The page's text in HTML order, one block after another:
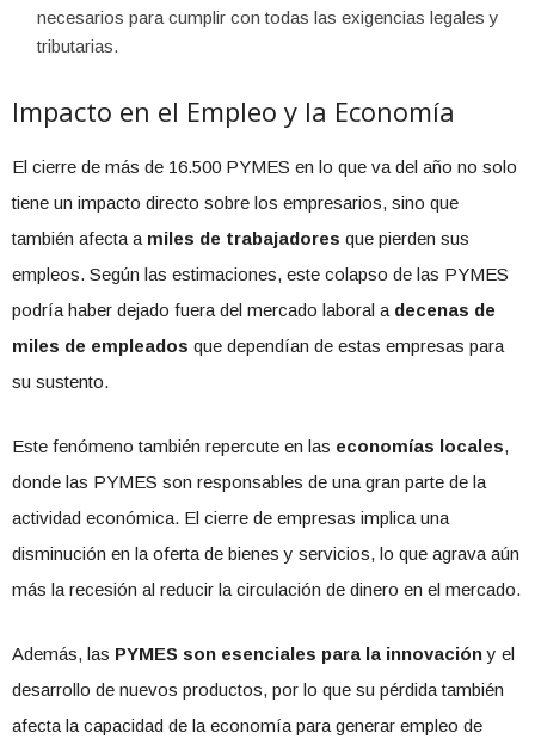
necesarios para cumplir con todas las exigencias legales y
tributarias.
Impacto en el Empleo y la Economía
El cierre de más de 16.500 PYMES en lo que va del año no solo
tiene un impacto directo sobre los empresarios, sino que
también afecta a miles de trabajadores que pierden sus
empleos. Según las estimaciones, este colapso de las PYMES
podría haber dejado fuera del mercado laboral a decenas de
miles de empleados que dependían de estas empresas para
su sustento.
Este fenómeno también repercute en las economías locales,
donde las PYMES son responsables de una gran parte de la
actividad económica. El cierre de empresas implica una
disminución en la oferta de bienes y servicios, lo que agrava aún
más la recesión al reducir la circulación de dinero en el mercado.
Además, las PYMES son esenciales para la innovacióny el
desarrollo de nuevos productos, por lo que su pérdida también
afecta la capacidad de la economía para generar empleo de